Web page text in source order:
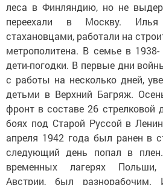
леса в Финляндию, но не
переехали в Москву.
стахановцами, работали на
метрополитена. В семье в
дети-погодки. В первые дни
с работы на несколько дней,
детьми в Верхний Багряж.
фронт в составе 26 стрелковой
боях под Старой Руссой в
апреля 1942 года был ранен в
следующий день попал в
временных лагерях
Австрии, был разнорабочим.